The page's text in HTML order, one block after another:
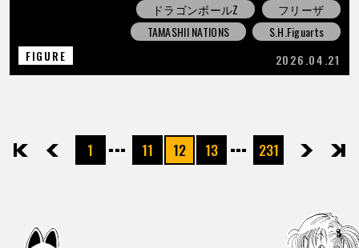
ドラゴンボールZ
フリーザ
TAMASHII NATIONS
S.H.Figuarts
FIGURE
2026.04.21
先頭 前へ1 11 12 13 231次へ最後